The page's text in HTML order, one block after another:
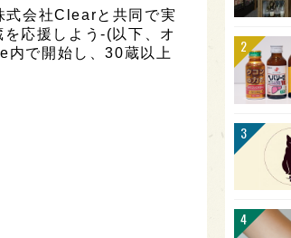
式会社Clearと共同で実
応援しよう-(以下、オ
で開始し、30蔵以上